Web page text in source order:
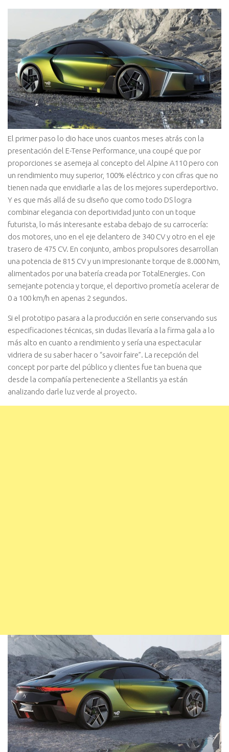
El primer paso lo dio hace unos cuantos meses atrás con la
presentación del E-Tense Performance, una coupé que por
proporciones se asemeja al concepto del Alpine A110 pero con
un rendimiento muy superior, 100% eléctrico y con cifras que no
tienen nada que envidiarle a las de los mejores superdeportivo.
Y es que más allá de su diseño que como todo DS logra
combinar elegancia con deportividad junto con un toque
futurista, lo más interesante estaba debajo de su carrocería:
dos motores, uno en el eje delantero de 340 CV y otro en el eje
trasero de 475 CV. En conjunto, ambos propulsores desarrollan
una potencia de 815 CV y un impresionante torque de 8.000 Nm,
alimentados por una batería creada por TotalEnergies. Con
semejante potencia y torque, el deportivo prometía acelerar de
0 a 100 km/h en apenas 2 segundos.
Si el prototipo pasara a la producción en serie conservando sus
especificaciones técnicas, sin dudas llevaría a la firma gala a lo
más alto en cuanto a rendimiento y sería una espectacular
vidriera de su saber hacer o “savoir faire”. La recepción del
concept por parte del público y clientes fue tan buena que
desde la compañía perteneciente a Stellantis ya están
analizando darle luz verde al proyecto.